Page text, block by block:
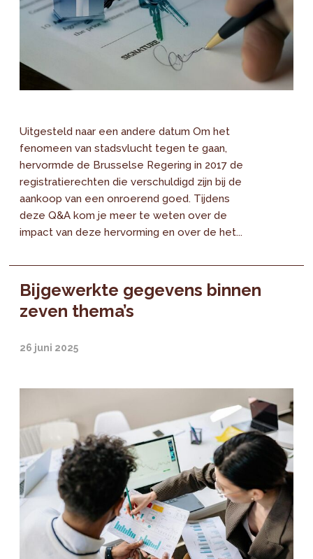
Uitgesteld naar een andere datum Om het
fenomeen van stadsvlucht tegen te gaan,
hervormde de Brusselse Regering in 2017 de
registratierechten die verschuldigd zijn bij de
aankoop van een onroerend goed. Tijdens
deze Q&A kom je meer te weten over de
impact van deze hervorming en over de het...
Bijgewerkte gegevens binnen
zeven thema’s
26 juni 2025